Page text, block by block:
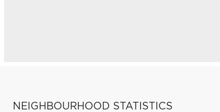
NEIGHBOURHOOD STATISTICS